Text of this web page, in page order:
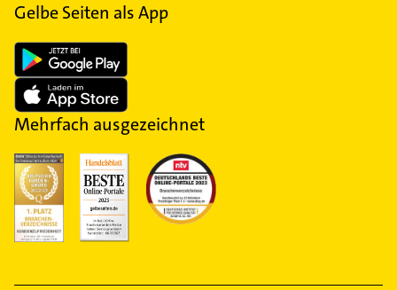
Gelbe Seiten als App
Mehrfach ausgezeichnet